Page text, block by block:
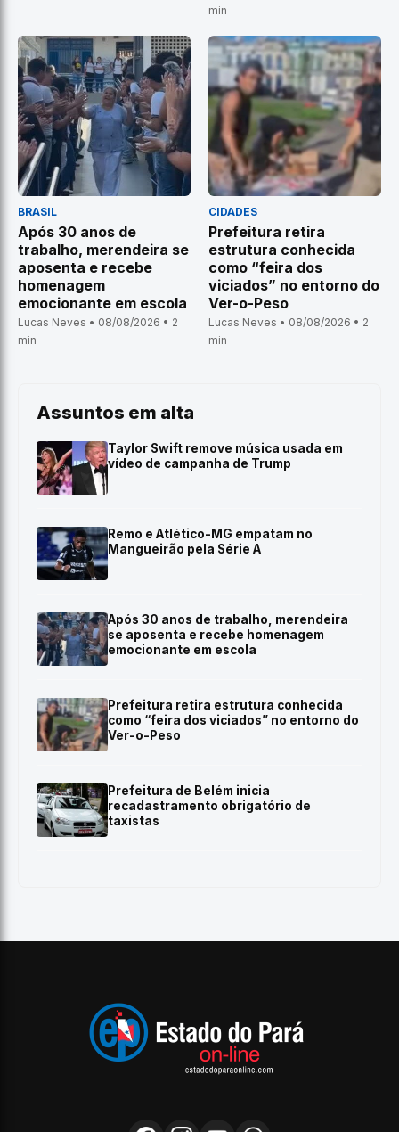
min
BRASIL
Após 30 anos de
trabalho, merendeira se
aposenta e recebe
homenagem
emocionante em escola
Lucas Neves • 08/08/2026 • 2
min
CIDADES
Prefeitura retira
estrutura conhecida
como “feira dos
viciados” no entorno do
Ver-o-Peso
Lucas Neves • 08/08/2026 • 2
min
Assuntos em alta
Taylor Swift remove música usada em
vídeo de campanha de Trump
Remo e Atlético-MG empatam no
Mangueirão pela Série A
Após 30 anos de trabalho, merendeira
se aposenta e recebe homenagem
emocionante em escola
Prefeitura retira estrutura conhecida
como “feira dos viciados” no entorno do
Ver-o-Peso
Prefeitura de Belém inicia
recadastramento obrigatório de
taxistas